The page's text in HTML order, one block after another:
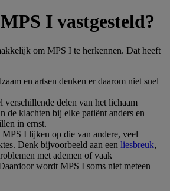
I vastgesteld?
om MPS I te herkennen. Dat heeft
en artsen denken er daarom niet snel
verschillende delen van het lichaam
de klachten bij elke patiënt anders en
in ernst.
I lijken op die van andere, veel
Denk bijvoorbeeld aan een liesbreuk,
met ademen of vaak
wordt MPS I soms niet meteen